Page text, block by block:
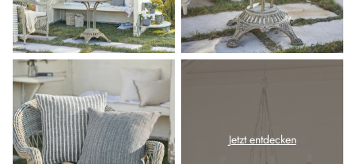
Jetzt entdecken